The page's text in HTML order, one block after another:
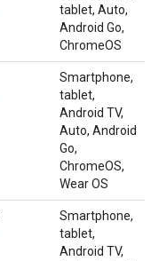
tablet, Auto,
Android Go,
ChromeOS
Smartphone,
tablet,
Android TV,
Auto, Android
Go,
ChromeOS,
Wear OS
Smartphone,
tablet,
Android TV,